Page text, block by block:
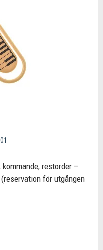
restorder –
för utgången